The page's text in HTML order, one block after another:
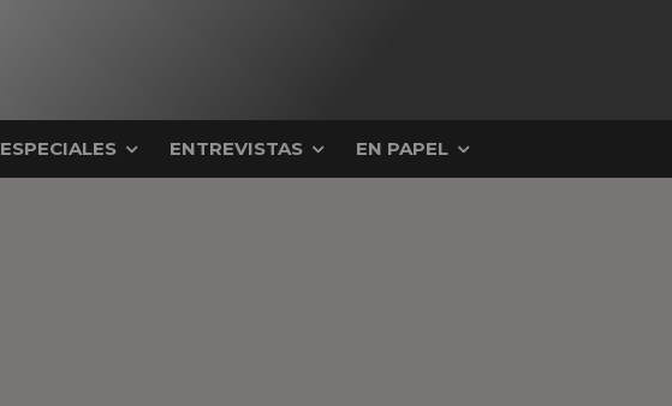
ESPECIALES ENTREVISTAS EN PAPEL